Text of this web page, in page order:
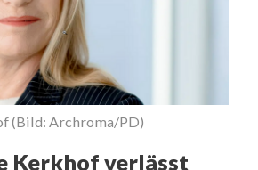
(Bild: Archroma/PD)
Kerkhof verlässt